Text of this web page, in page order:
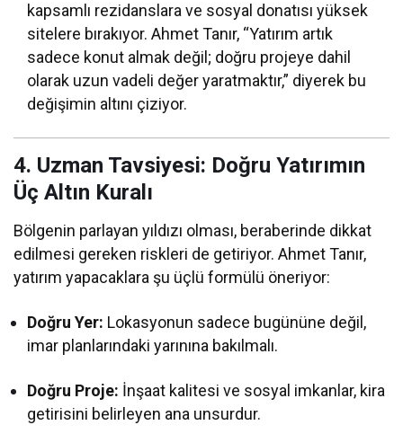
kapsamlı rezidanslara ve sosyal donatısı yüksek
sitelere bırakıyor. Ahmet Tanır, “Yatırım artık
sadece konut almak değil; doğru projeye dahil
olarak uzun vadeli değer yaratmaktır,” diyerek bu
değişimin altını çiziyor.
4. Uzman Tavsiyesi: Doğru Yatırımın
Üç Altın Kuralı
Bölgenin parlayan yıldızı olması, beraberinde dikkat
edilmesi gereken riskleri de getiriyor. Ahmet Tanır,
yatırım yapacaklara şu üçlü formülü öneriyor:
Doğru Yer: Lokasyonun sadece bugününe değil,
imar planlarındaki yarınına bakılmalı.
Doğru Proje: İnşaat kalitesi ve sosyal imkanlar, kira
getirisini belirleyen ana unsurdur.